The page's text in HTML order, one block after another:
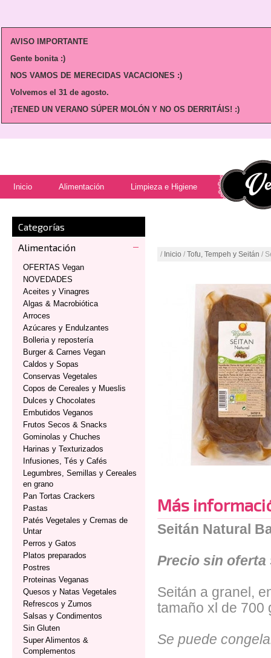
AVISO IMPORTANTE
Gente bonita :)
NOS VAMOS DE MERECIDAS VACACIONES :)
Volvemos el 31 de agosto.
¡TENED UN VERANO SÚPER MOLÓN Y NO OS DERRITÁIS! :)
Inicio Alimentación Limpieza e Higiene
Categorías
Alimentación
OFERTAS Vegan
NOVEDADES
Aceites y Vinagres
Algas & Macrobiótica
Arroces
Azúcares y Endulzantes
Bolleria y repostería
Burger & Carnes Vegan
Caldos y Sopas
Conservas Vegetales
Copos de Cereales y Mueslis
Dulces y Chocolates
Embutidos Veganos
Frutos Secos & Snacks
Gominolas y Chuches
Harinas y Texturizados
Infusiones, Tés y Cafés
Legumbres, Semillas y Cereales
en grano
Pan Tortas Crackers
Pastas
Patés Vegetales y Cremas de
Untar
Perros y Gatos
Platos preparados
Postres
Proteinas Veganas
Quesos y Natas Vegetales
Refrescos y Zumos
Salsas y Condimentos
Sin Gluten
Super Alimentos &
Complementos
/ Inicio / Tofu, Tempeh y Seitán /
Más
Seitán Natural
Precio sin oferta
Seitán a granel,
tamaño xl de 700
Se puede